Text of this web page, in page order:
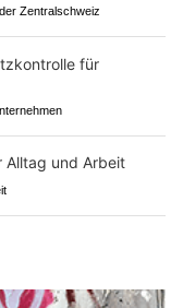
Zentralschweiz